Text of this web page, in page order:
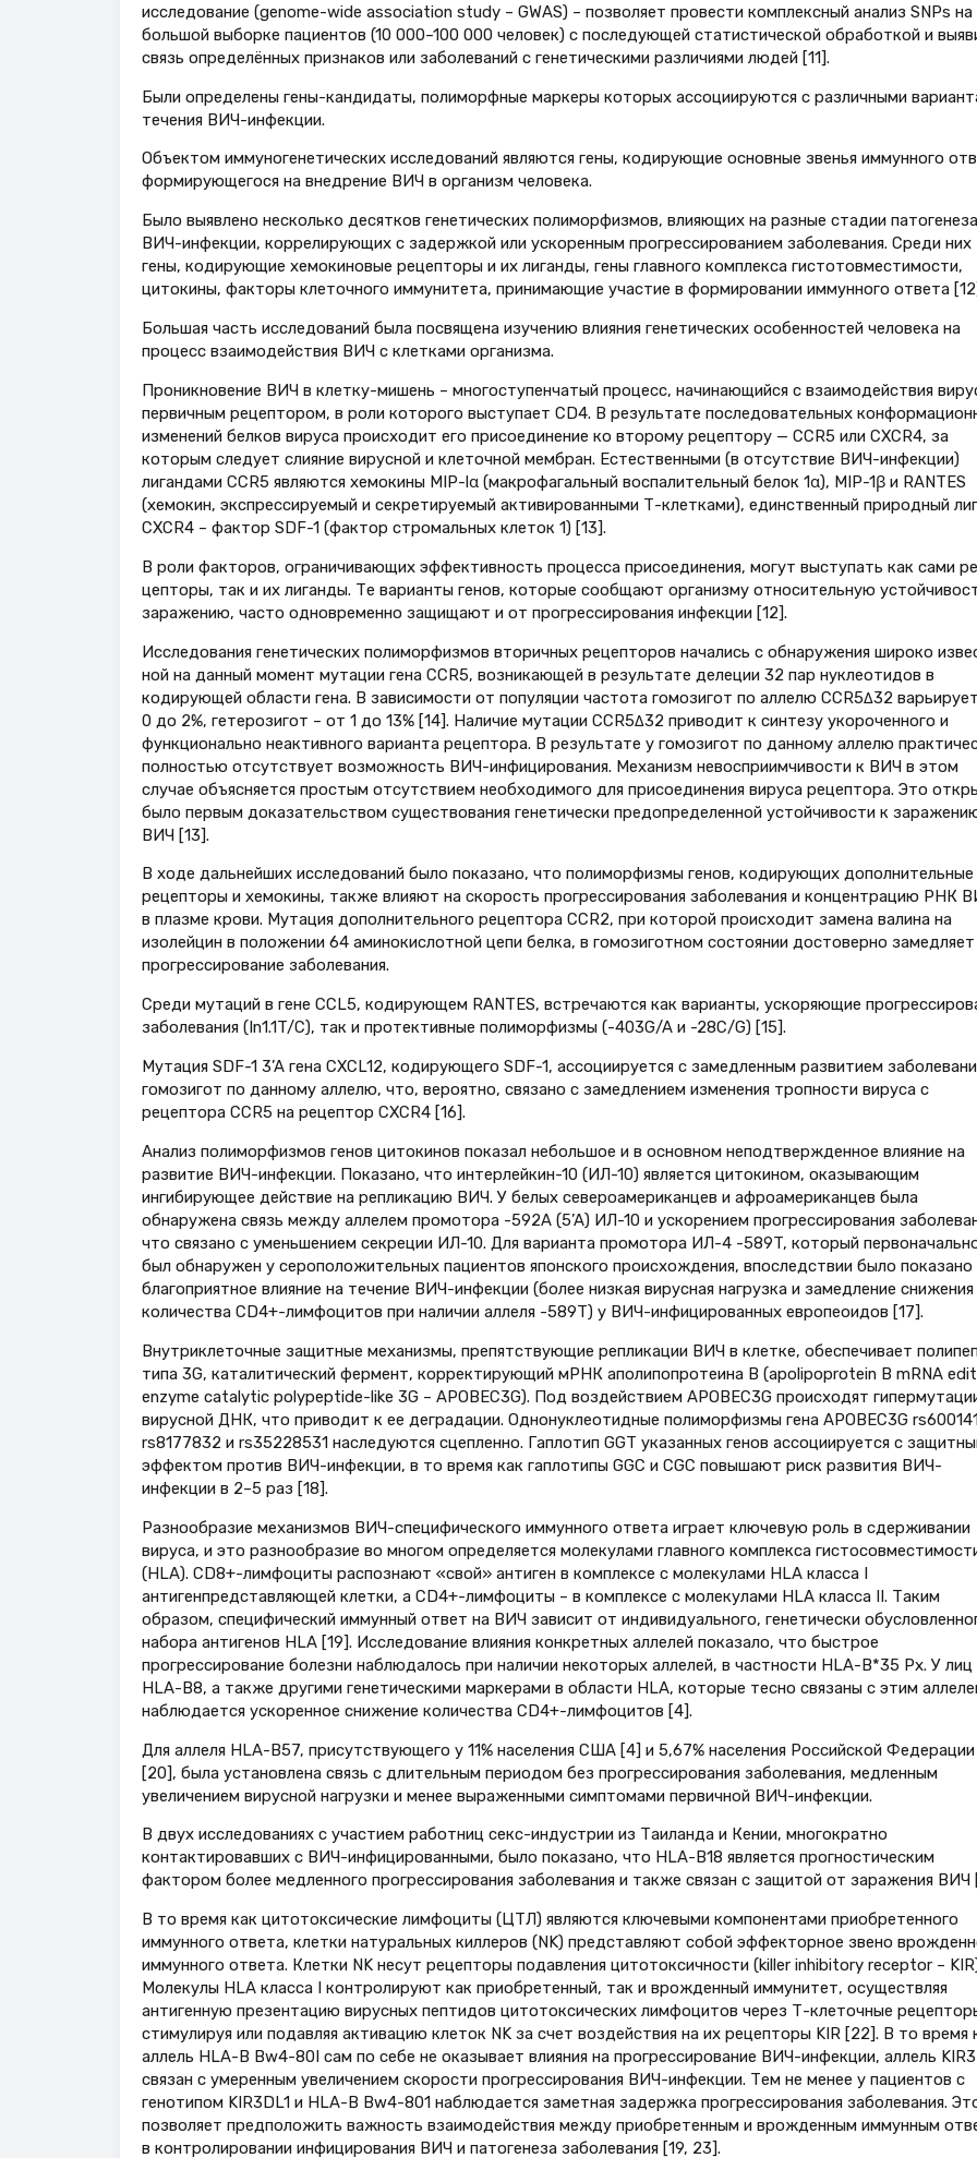
исследование (genome-wide association study – GWAS) – позволяет провести комплексный анализ SNPs на
большой выборке пациентов (10 000–100 000 человек) с последующей статистической обработкой и
связь определённых признаков или заболеваний с генетическими различиями людей [11].
Были определены гены-кандидаты, полиморфные маркеры которых ассоциируются с различными
течения ВИЧ-инфекции.
Объектом иммуногенетических исследований являются гены, кодирующие основные звенья иммунного
формирующегося на внедрение ВИЧ в организм человека.
Было выявлено несколько десятков генетических полиморфизмов, влияющих на разные стадии патогенеза
ВИЧ-инфекции, коррелирующих с задержкой или ускоренным прогрессированием заболевания. Среди них
гены, кодирующие хемокиновые рецепторы и их лиганды, гены главного комплекса гистотовместимости,
цитокины, факторы клеточного иммунитета, принимающие участие в формировании иммунного ответа
Большая часть исследований была посвящена изучению влияния генетических особенностей человека на
процесс взаимодействия ВИЧ с клетками организма.
Проник­новение ВИЧ в клетку-мишень – многоступенчатый процесс, начинающийся с взаимодействия
пер­вичным рецептором, в роли которого выступает CD4. В результате последовательных
изменений белков вируса происходит его присоединение ко второму рецептору — CCR5 или CXCR4, за
которым следует слияние вирусной и клеточной мембран. Естественными (в отсутствие ВИЧ-инфекции)
лигандами CCR5 являются хемокины MIP-lα (макрофагальный воспалительный белок 1α), МIР-1β и RANTES
(хемокин, экспрессируемый и секретируемый активированными Т-клетками), единственный природный
CXCR4 – фактор SDF-1 (фактор стромальных клеток 1) [13].
В роли факторов, ограничивающих эффективность процесса присоединения, могут выступать как сами
цепторы, так и их лиганды. Те варианты генов, которые сооб­щают организму относительную
зара­жению, часто одновременно защищают и от прогрессирования инфекции [12].
Исследования генетических полиморфизмов вторич­ных рецепторов начались с обнаружения широко
ной на данный момент мутации гена CCR5, возникающей в результате делеции 32 пар нуклеотидов в
кодирующей области гена. В зависимости от популяции частота гомозигот по аллелю ССR5Δ32
0 до 2%, гетерозигот – от 1 до 13% [14]. Наличие мутации ССR5Δ32 приводит к синтезу укороченного и
функционально неактивного варианта рецептора. В результате у гомозигот по данному аллелю
полностью отсутствует возможность ВИЧ-инфицирования. Механизм невосприимчивости к ВИЧ в этом
случае объясняется простым отсутствием необходи­мого для присоединения вируса рецептора. Это
было первым доказательством существования генетиче­ски предопределенной устойчивости к
ВИЧ [13].
В ходе дальнейших исследований было показано, что полиморфизмы генов, кодирующих дополнительные
рецепторы и хемокины, также влияют на скорость прогрессирования заболевания и концентрацию РНК
в плазме крови. Мутация дополнительного рецептора CCR2, при которой происходит замена валина на
изолейцин в положении 64 аминокислотной цепи белка, в гомозиготном состоянии достоверно замедляет
прогрессирование заболевания.
Среди мутаций в гене CCL5, кодирующем RANTES, встречаются как варианты, ускоряющие
заболевания (In1.1T/C), так и протективные полиморфизмы (-403G/A и -28C/G) [15].
Мутация SDF-1 3’A гена CXCL12, кодирующего SDF-1, ассоциируется с замедленным развитием
гомозигот по данному аллелю, что, вероятно, связано с замедлением изменения тропности вируса с
рецептора CCR5 на рецептор CXCR4 [16].
Анализ полиморфизмов генов цитокинов показал небольшое и в основном неподтвержденное влияние на
развитие ВИЧ-инфекции. Показано, что интерлейкин-10 (ИЛ-10) является цитокином, оказывающим
ингибирующее действие на репликацию ВИЧ. У белых североамериканцев и афроамериканцев была
обнаружена связь между аллелем промотора -592A (5’A) ИЛ-10 и ускорением прогрессирования
что связано с уменьшением секреции ИЛ-10. Для варианта промотора ИЛ-4 -589T, который
был обнаружен у сероположительных пациентов японского происхождения, впоследствии было показано
благоприятное влияние на течение ВИЧ-инфекции (более низкая вирусная нагрузка и замедление снижения
количества CD4+-лимфоцитов при наличии аллеля -589T) у ВИЧ-инфицированных европеоидов [17].
Внутриклеточные защитные механизмы, препятствующие репликации ВИЧ в клетке, обеспечивает
типа 3G, каталитический фермент, корректирующий мРНК аполипопротеина В (apolipoprotein B mRNA
enzyme catalytic polypeptide-like 3G – APOBEC3G). Под воздействием APOBEC3G происходят
вирусной ДНК, что приводит к ее деградации. Однонуклеотидные полиморфизмы гена APOBEC3G
rs8177832 и rs35228531 наследуются сцепленно. Гаплотип GGT указанных генов ассоциируется с
эффектом против ВИЧ-инфекции, в то время как гаплотипы GGC и CGC повышают риск развития ВИЧ-
инфекции в 2–5 раз [18].
Разнообразие механизмов ВИЧ-специфического иммунного ответа играет ключевую роль в сдерживании
вируса, и это разнообразие во многом определяется молекулами главного комплекса
(HLA). CD8+-лимфоциты распознают «свой» антиген в комплексе с молекулами HLA класса I
антигенпредставляющей клетки, а CD4+-лимфоциты – в комплексе с молекулами HLA класса II. Таким
образом, специфический иммунный ответ на ВИЧ зависит от индивидуального, генетически
набора антигенов HLA [19]. Исследование влияния конкретных аллелей показало, что быстрое
прогрессирование болезни наблюдалось при наличии некоторых аллелей, в частности HLA-B*35 Px. У лиц
HLA-B8, а также другими генетическими маркерами в области HLA, которые тесно связаны с этим
наблюдается ускоренное снижение количества CD4+-лимфоцитов [4].
Для аллеля HLA-B57, присутствующего у 11% населения США [4] и 5,67% населения Российской Федерации
[20], была установлена связь с длительным периодом без прогрессирования заболевания, медленным
увеличением вирусной нагрузки и менее выраженными симптомами первичной ВИЧ-инфекции.
В двух исследованиях с участием работниц секс-индустрии из Таиланда и Кении, многократно
контактировавших с ВИЧ-инфицированными, было показано, что HLA-B18 является прогностическим
фактором более медленного прогрессирования заболевания и также связан с защитой от заражения ВИЧ
В то время как цитотоксические лимфоциты (ЦТЛ) являются ключевыми компонентами приобретенного
иммунного ответа, клетки натуральных киллеров (NK) представляют собой эффекторное звено
иммунного ответа. Клетки NK несут рецепторы подавления цитотоксичности (killer inhibitory receptor –
Молекулы HLA класса I контролируют как приобретенный, так и врожденный иммунитет, осуществляя
антигенную презентацию вирусных пептидов цитотоксических лимфоцитов через Т-клеточные
стимулируя или подавляя активацию клеток NK за счет воздействия на их рецепторы KIR [22]. В то время
аллель HLA-B Bw4-80I сам по себе не оказывает влияния на прогрессирование ВИЧ-инфекции, аллель
связан с умеренным увеличением скорости прогрессирования ВИЧ-инфекции. Тем не менее у пациентов с
генотипом KIR3DL1 и HLA-В Bw4-801 наблюдается заметная задержка прогрессирования заболевания.
позволяет предположить важность взаимодействия между приобретенным и врожденным иммунным
в контролировании инфицирования ВИЧ и патогенеза заболевания [19, 23].